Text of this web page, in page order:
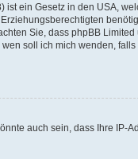
ist ein Gesetz in den USA,
Sie, dass phpBB
soll ich mich wenden,
auch sein, dass Ihre IP-